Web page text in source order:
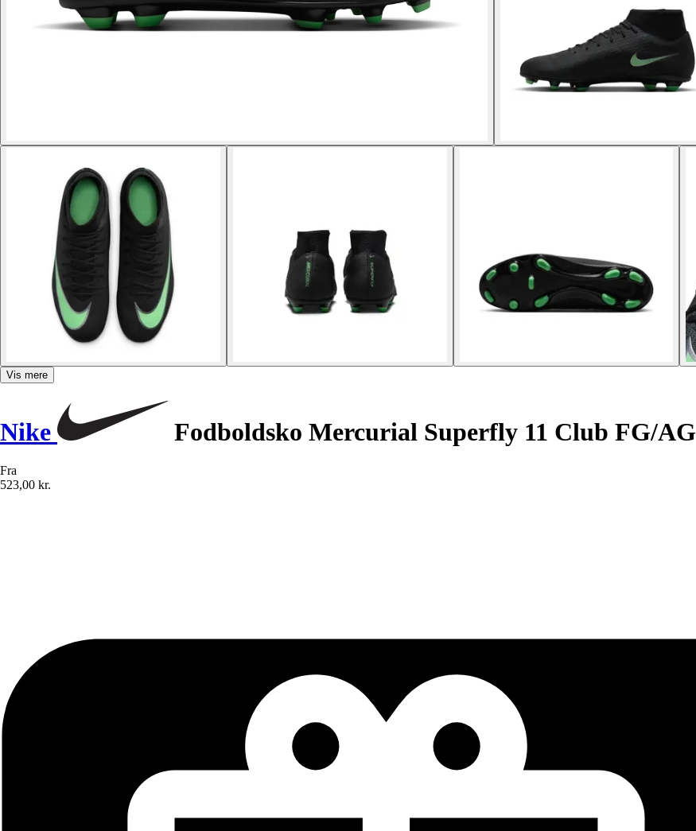
Vis mere
Nike Fodboldsko Mercurial Superfly 11 Club FG/AG
Fra
523,00 kr.